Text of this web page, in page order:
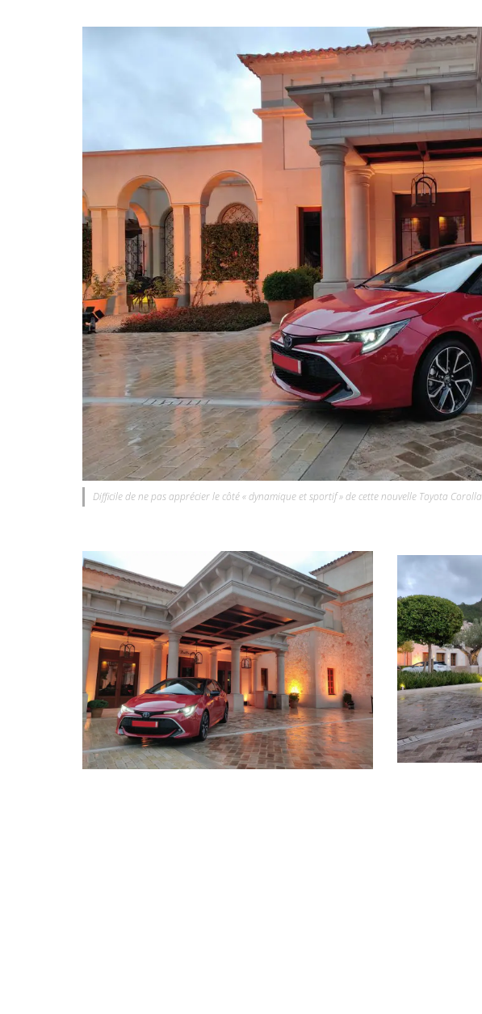
Difficile de ne pas apprécier le côté « dynamique et sportif » de cette nouvelle Toyota Corolla